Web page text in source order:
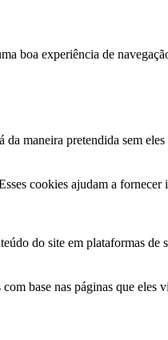
boa experiência de
da maneira pretendida sem eles
cookies ajudam a
do site em plataformas de
base nas páginas que